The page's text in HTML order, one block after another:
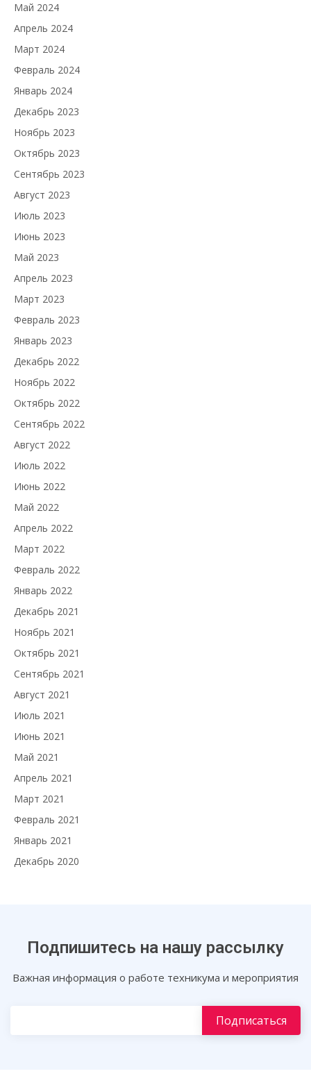
Май 2024
Апрель 2024
Март 2024
Февраль 2024
Январь 2024
Декабрь 2023
Ноябрь 2023
Октябрь 2023
Сентябрь 2023
Август 2023
Июль 2023
Июнь 2023
Май 2023
Апрель 2023
Март 2023
Февраль 2023
Январь 2023
Декабрь 2022
Ноябрь 2022
Октябрь 2022
Сентябрь 2022
Август 2022
Июль 2022
Июнь 2022
Май 2022
Апрель 2022
Март 2022
Февраль 2022
Январь 2022
Декабрь 2021
Ноябрь 2021
Октябрь 2021
Сентябрь 2021
Август 2021
Июль 2021
Июнь 2021
Май 2021
Апрель 2021
Март 2021
Февраль 2021
Январь 2021
Декабрь 2020
Подпишитесь на нашу рассылку
Важная информация о работе техникума и мероприятия